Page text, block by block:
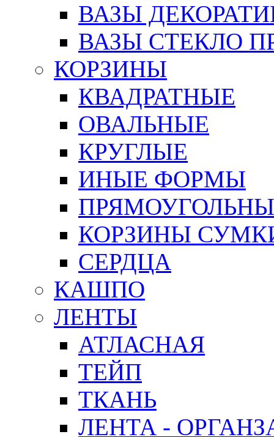
ВАЗЫ
ВАЗЫ СТЕКЛО
КОРЗИНЫ
КВАДРАТНЫЕ
ОВАЛЬНЫЕ
КРУГЛЫЕ
ИНЫЕ ФОРМЫ
КОРЗИНЫ
СЕРДЦА
КАШПО
ЛЕНТЫ
АТЛАСНАЯ
ТЕЙП
ТКАНЬ
ЛЕНТА -